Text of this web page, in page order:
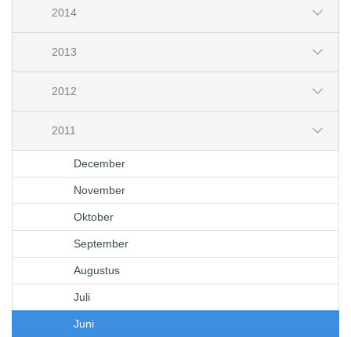
2014
2013
2012
2011
December
November
Oktober
September
Augustus
Juli
Juni